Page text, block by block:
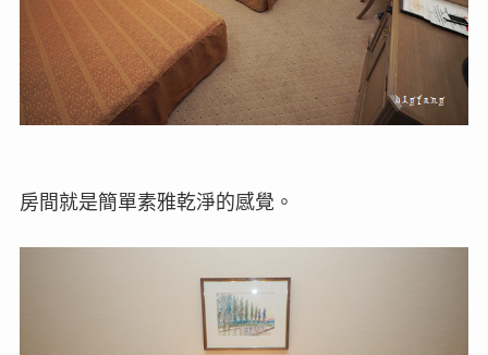
房間就是簡單素雅乾淨的感覺。